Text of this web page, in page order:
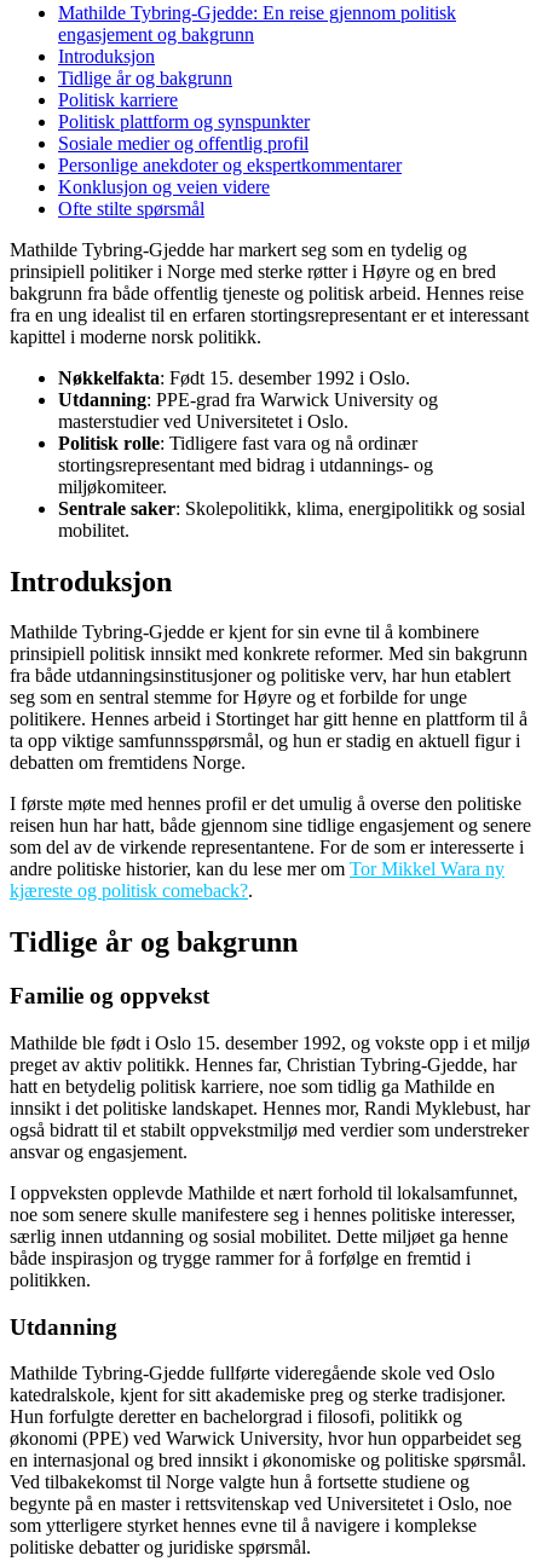
Mathilde Tybring-Gjedde: En reise gjennom politisk
engasjement og bakgrunn
Introduksjon
Tidlige år og bakgrunn
Politisk karriere
Politisk plattform og synspunkter
Sosiale medier og offentlig profil
Personlige anekdoter og ekspertkommentarer
Konklusjon og veien videre
Ofte stilte spørsmål
Mathilde Tybring-Gjedde har markert seg som en tydelig og
prinsipiell politiker i Norge med sterke røtter i Høyre og en bred
bakgrunn fra både offentlig tjeneste og politisk arbeid. Hennes reise
fra en ung idealist til en erfaren stortingsrepresentant er et interessant
kapittel i moderne norsk politikk.
Nøkkelfakta: Født 15. desember 1992 i Oslo.
Utdanning: PPE-grad fra Warwick University og
masterstudier ved Universitetet i Oslo.
Politisk rolle: Tidligere fast vara og nå ordinær
stortingsrepresentant med bidrag i utdannings- og
miljøkomiteer.
Sentrale saker: Skolepolitikk, klima, energipolitikk og sosial
mobilitet.
Introduksjon
Mathilde Tybring-Gjedde er kjent for sin evne til å kombinere
prinsipiell politisk innsikt med konkrete reformer. Med sin bakgrunn
fra både utdanningsinstitusjoner og politiske verv, har hun etablert
seg som en sentral stemme for Høyre og et forbilde for unge
politikere. Hennes arbeid i Stortinget har gitt henne en plattform til å
ta opp viktige samfunnsspørsmål, og hun er stadig en aktuell figur i
debatten om fremtidens Norge.
I første møte med hennes profil er det umulig å overse den politiske
reisen hun har hatt, både gjennom sine tidlige engasjement og senere
som del av de virkende representantene. For de som er interesserte i
andre politiske historier, kan du lese mer om Tor Mikkel Wara ny
kjæreste og politisk comeback?.
Tidlige år og bakgrunn
Familie og oppvekst
Mathilde ble født i Oslo 15. desember 1992, og vokste opp i et miljø
preget av aktiv politikk. Hennes far, Christian Tybring-Gjedde, har
hatt en betydelig politisk karriere, noe som tidlig ga Mathilde en
innsikt i det politiske landskapet. Hennes mor, Randi Myklebust, har
også bidratt til et stabilt oppvekstmiljø med verdier som understreker
ansvar og engasjement.
I oppveksten opplevde Mathilde et nært forhold til lokalsamfunnet,
noe som senere skulle manifestere seg i hennes politiske interesser,
særlig innen utdanning og sosial mobilitet. Dette miljøet ga henne
både inspirasjon og trygge rammer for å forfølge en fremtid i
politikken.
Utdanning
Mathilde Tybring-Gjedde fullførte videregående skole ved Oslo
katedralskole, kjent for sitt akademiske preg og sterke tradisjoner.
Hun forfulgte deretter en bachelorgrad i filosofi, politikk og
økonomi (PPE) ved Warwick University, hvor hun opparbeidet seg
en internasjonal og bred innsikt i økonomiske og politiske spørsmål.
Ved tilbakekomst til Norge valgte hun å fortsette studiene og
begynte på en master i rettsvitenskap ved Universitetet i Oslo, noe
som ytterligere styrket hennes evne til å navigere i komplekse
politiske debatter og juridiske spørsmål.